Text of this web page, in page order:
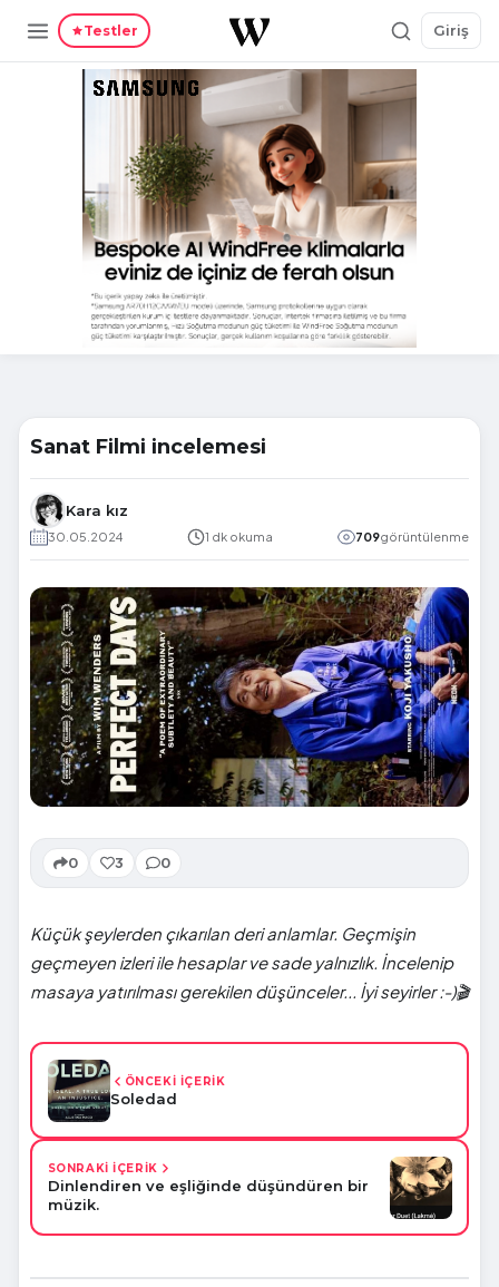
Testler Giriş
Sanat Filmi incelemesi
Kara kız
30.05.2024 1 dk okuma 709görüntülenme
0 3 0
Küçük şeylerden çıkarılan deri anlamlar. Geçmişin
geçmeyen izleri ile hesaplar ve sade yalnızlık. İncelenip
masaya yatırılması gerekilen düşünceler... İyi seyirler :-)🎬
ÖNCEKİ İÇERİK
Soledad
SONRAKİ İÇERİK
Dinlendiren ve eşliğinde düşündüren bir
müzik.